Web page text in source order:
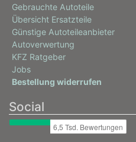
Gebrauchte Autoteile
Übersicht Ersatzteile
Günstige Autoteileanbieter
Autoverwertung
KFZ Ratgeber
Jobs
Bestellung widerrufen
Social